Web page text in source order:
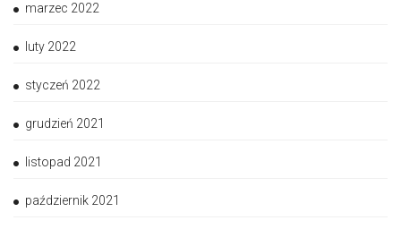
marzec 2022
luty 2022
styczeń 2022
grudzień 2021
listopad 2021
październik 2021